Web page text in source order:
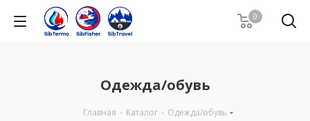
0
Одежда/обувь
Главная - Каталог - Одежда/обувь